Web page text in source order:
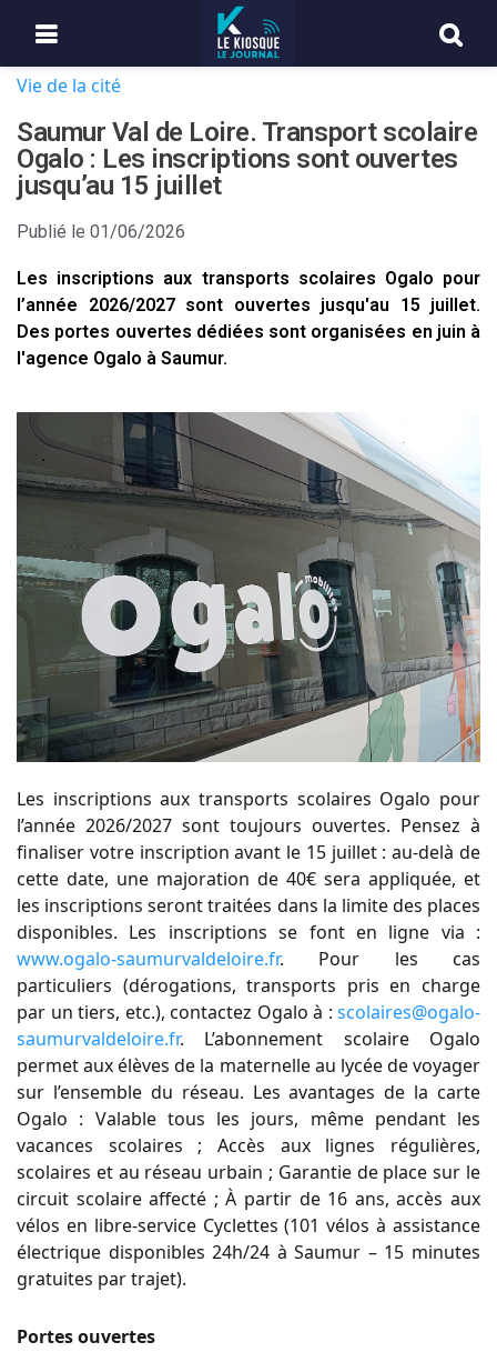
Vie de la cité
Saumur Val de Loire. Transport scolaire
Ogalo : Les inscriptions sont ouvertes
jusqu’au 15 juillet
Publié le 01/06/2026
Les inscriptions aux transports scolaires Ogalo pour
l’année 2026/2027 sont ouvertes jusqu'au 15 juillet.
Des portes ouvertes dédiées sont organisées en juin à
l'agence Ogalo à Saumur.
Les inscriptions aux transports scolaires Ogalo pour
l’année 2026/2027 sont toujours ouvertes. Pensez à
finaliser votre inscription avant le 15 juillet : au-delà de
cette date, une majoration de 40€ sera appliquée, et
les inscriptions seront traitées dans la limite des places
disponibles. Les inscriptions se font en ligne via :
www.ogalo-saumurvaldeloire.fr. Pour les cas
particuliers (dérogations, transports pris en charge
par un tiers, etc.), contactez Ogalo à : scolaires@ogalo-
saumurvaldeloire.fr. L’abonnement scolaire Ogalo
permet aux élèves de la maternelle au lycée de voyager
sur l’ensemble du réseau. Les avantages de la carte
Ogalo : Valable tous les jours, même pendant les
vacances scolaires ; Accès aux lignes régulières,
scolaires et au réseau urbain ; Garantie de place sur le
circuit scolaire affecté ; À partir de 16 ans, accès aux
vélos en libre-service Cyclettes (101 vélos à assistance
électrique disponibles 24h/24 à Saumur – 15 minutes
gratuites par trajet).
Portes ouvertes